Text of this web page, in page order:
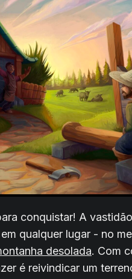
conquistar! A
qualquer lugar - no
desolada. Com
é reivindicar um